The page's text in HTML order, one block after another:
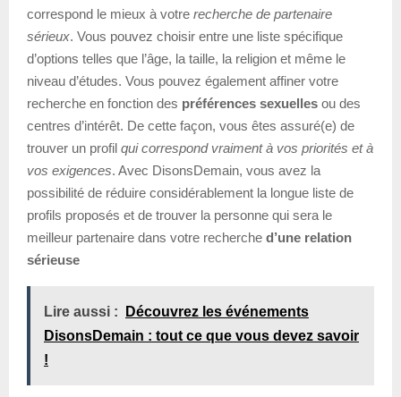
correspond le mieux à votre recherche de partenaire
sérieux. Vous pouvez choisir entre une liste spécifique
d’options telles que l’âge, la taille, la religion et même le
niveau d’études. Vous pouvez également affiner votre
recherche en fonction des préférences sexuelles ou des
centres d’intérêt. De cette façon, vous êtes assuré(e) de
trouver un profil qui correspond vraiment à vos priorités et à
vos exigences. Avec DisonsDemain, vous avez la
possibilité de réduire considérablement la longue liste de
profils proposés et de trouver la personne qui sera le
meilleur partenaire dans votre recherche d’une relation
sérieuse
Lire aussi :
Découvrez les événements
DisonsDemain : tout ce que vous devez savoir
!